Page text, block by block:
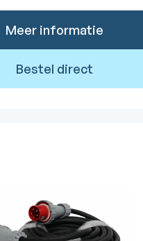
Meer informatie
Bestel direct